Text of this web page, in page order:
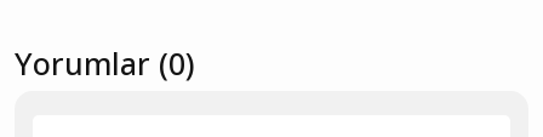
Yorumlar (0)